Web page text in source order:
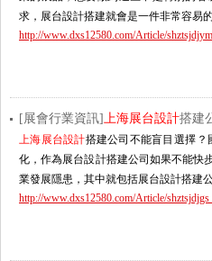
求，展台設計搭建就會是一件非常容易
http://www.dxs12580.com/Article/
[展會行業資訊]上海展台設計搭建
上海展台設計搭建公司不能盲目選擇
化，作為展台設計搭建公司如果不能
業發展隱患，其中就包括展台設計搭
http://www.dxs12580.com/Article/